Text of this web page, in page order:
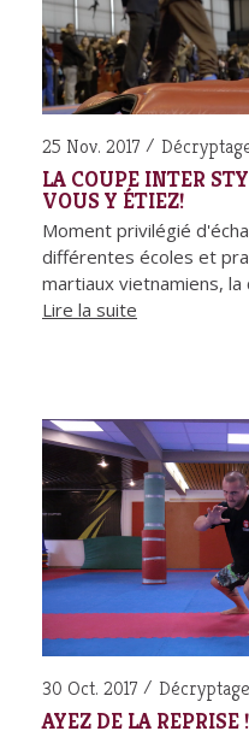
25 Nov. 2017
LA COUPE INTER
VOUS Y ÉTIEZ!
Moment privilégié
différentes écoles et
martiaux vietnamiens,
Lire la suite
30 Oct. 2017 Décryptage
AYEZ DE LA REPRISE !